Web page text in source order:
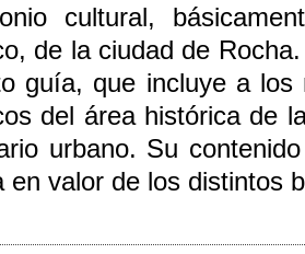
cultural,
de la ciudad de
guía, que incluye a los
del área histórica de
urbano. Su
en valor de los distintos